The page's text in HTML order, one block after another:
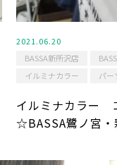
2021.06.20
BASSA新所沢店
イルミナカラー
パー
イルミナカラー
☆BASSA鷺ノ宮・